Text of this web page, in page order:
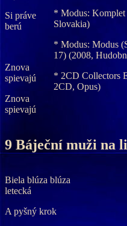
Si práve
berú
Znova
spievajú
Znova
spievajú
* Modus:
Slovakia)
* Modus: Modus
17) (2008,
* 2CD Collectors
2CD, Opus)
9 Báječní muži na
Biela blúza blúza
letecká
A pyšný krok